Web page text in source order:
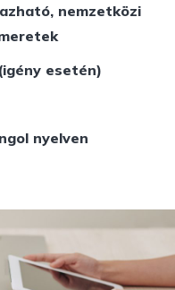
nemzetközi
esetén)
nyelven